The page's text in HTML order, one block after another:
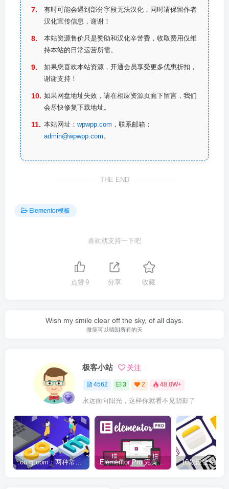
有时可能会遇到部分字段无法汉化，同时请保留作者
汉化宣传信息，谢谢！
本站资源售价只是赞助和汉化辛苦费，收取费用仅维
持本站的日常运营所需。
如果您喜欢本站资源，开通会员享受更多优惠折扣，
谢谢支持！
如果网盘地址失效，请在相应资源页面下留言，我们
会尽快修复下载地址。
本站网址： wpwpp.com ，联系邮箱：
admin@wpwpp.com 。
THE END
Elementor模板
喜欢就支持一下吧
点赞9 分享 收藏
Wish my smile clear off the sky, of all days.
微笑可以晴朗所有的天
极客小站 关注
4562 3 2 48.8W+
永远面向阳光，这样你就看不见阴影了
.co与.com：两种常用域名后缀名完全指南 Elementor Pro 完美汉化中文版（含全套模板）|可视化编辑页面自定义设计WordPress插件